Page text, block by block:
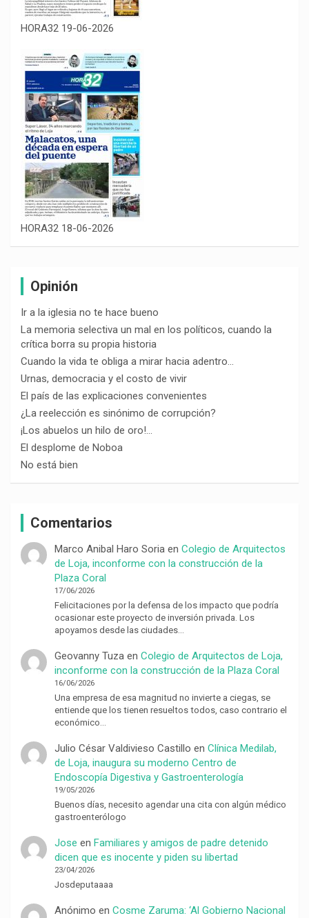
HORA32 19-06-2026
HORA32 18-06-2026
Opinión
Ir a la iglesia no te hace bueno
La memoria selectiva un mal en los políticos, cuando la
crítica borra su propia historia
Cuando la vida te obliga a mirar hacia adentro…
Urnas, democracia y el costo de vivir
El país de las explicaciones convenientes
¿La reelección es sinónimo de corrupción?
¡Los abuelos un hilo de oro!…
El desplome de Noboa
No está bien
Comentarios
Marco Anibal Haro Soriaen Colegio de Arquitectos
de Loja, inconforme con la construcción de la
Plaza Coral
17/06/2026
Felicitaciones por la defensa de los impacto que podría
ocasionar este proyecto de inversión privada. Los
apoyamos desde las ciudades…
Geovanny Tuzaen Colegio de Arquitectos de Loja,
inconforme con la construcción de la Plaza Coral
16/06/2026
Una empresa de esa magnitud no invierte a ciegas, se
entiende que los tienen resueltos todos, caso contrario el
económico…
Julio César Valdivieso Castillo en Clínica Medilab,
de Loja, inaugura su moderno Centro de
Endoscopía Digestiva y Gastroenterología
19/05/2026
Buenos días, necesito agendar una cita con algún médico
gastroenterólogo
Jose en Familiares y amigos de padre detenido
dicen que es inocente y piden su libertad
23/04/2026
Josdeputaaaa
Anónimo en Cosme Zaruma: ‘Al Gobierno Nacional